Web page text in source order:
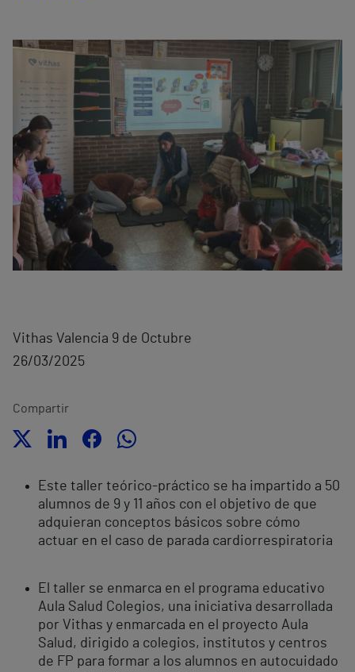
Vithas Valencia 9 de Octubre
26/03/2025
Compartir
Este taller teórico-práctico se ha impartido a 50
alumnos de 9 y 11 años con el objetivo de que
adquieran conceptos básicos sobre cómo
actuar en el caso de parada cardiorrespiratoria
El taller se enmarca en el programa educativo
Aula Salud Colegios, una iniciativa desarrollada
por Vithas y enmarcada en el proyecto Aula
Salud, dirigido a colegios, institutos y centros
de FP para formar a los alumnos en autocuidado